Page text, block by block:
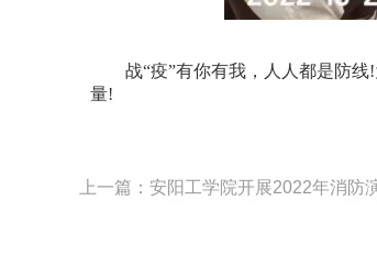
战“疫”有你有我，人人都是防线!
量!
上一篇：安阳工学院开展2022年消防